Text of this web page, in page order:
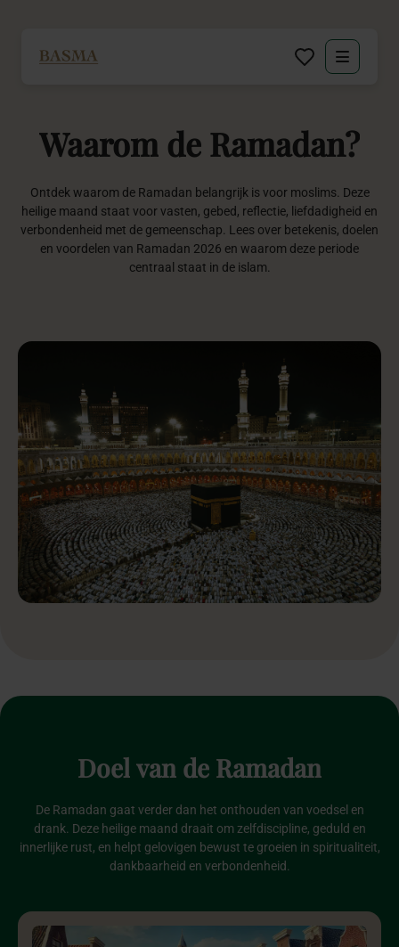
Zakelijk
Decoratie huren
Inspiratie
Contact
Waarom de Ramadan?
Ontdek waarom de Ramadan belangrijk is voor moslims. Deze
heilige maand staat voor vasten, gebed, reflectie, liefdadigheid en
verbondenheid met de gemeenschap. Lees over betekenis, doelen
en voordelen van Ramadan 2026 en waarom deze periode
centraal staat in de islam.
Doelvan de Ramadan
De Ramadan gaat verder dan het onthouden van voedsel en
drank. Deze heilige maand draait om zelfdiscipline, geduld en
innerlijke rust, en helpt gelovigen bewust te groeien in spiritualiteit,
dankbaarheid en verbondenheid.